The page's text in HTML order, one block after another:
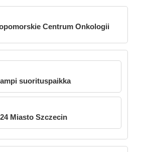
Centrum Onkologii
suorituspaikka
Miasto Szczecin